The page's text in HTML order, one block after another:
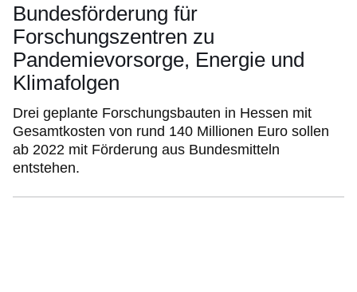
Bundesförderung für
Forschungszentren zu
Pandemievorsorge, Energie und
Klimafolgen
Drei geplante Forschungsbauten in Hessen mit
Gesamtkosten von rund 140 Millionen Euro sollen
ab 2022 mit Förderung aus Bundesmitteln
entstehen.